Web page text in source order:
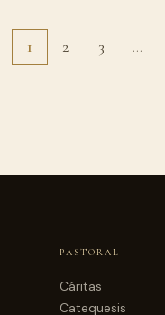
1 2 3 …
PASTORAL
Cáritas
Catequesis